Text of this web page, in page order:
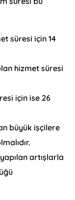
süresi için 14
hizmet süresi
için ise 26
büyük işçilere
artışlarla